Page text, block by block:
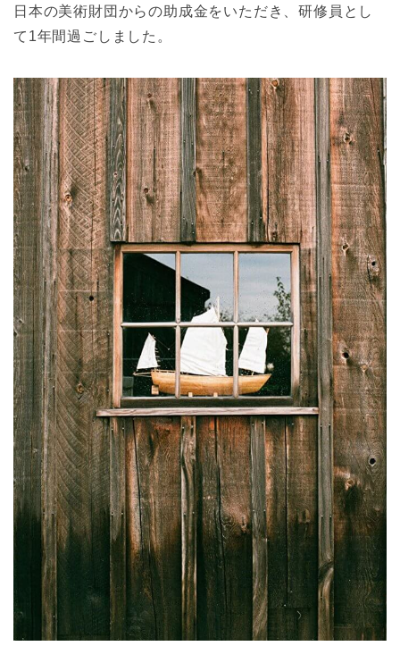
日本の美術財団からの助成金をいただき、研修員とし
て1年間過ごしました。